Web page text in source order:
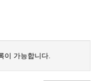
이 가능합니다.